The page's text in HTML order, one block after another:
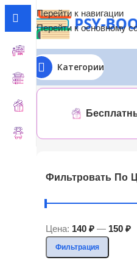
Перейти к навигации
Перейти к основному
Категории
Главная ЛИТРЕС
Фильтровать По
Фильтрация
Цена: 140 ₽ — 150 ₽